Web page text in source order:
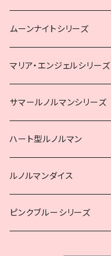
ムーンナイトシリーズ
マリア・エンジェルシリーズ
サマールノルマンシリーズ
ハート型ルノルマン
ルノルマンダイス
ピンクブルーシリーズ